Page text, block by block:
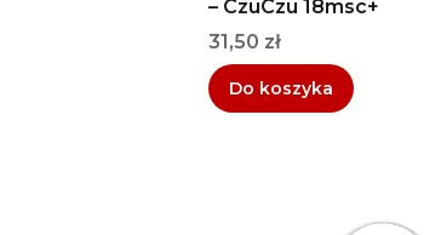
– CzuCzu 18msc+
Cena
31,50 zł
Do koszyka